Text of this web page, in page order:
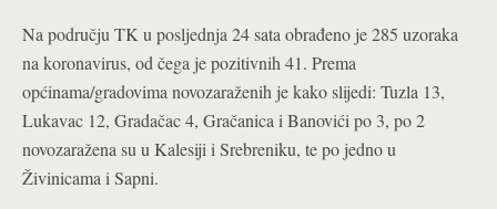
Na području TK u posljednja 24 sata obrađeno je 285 uzoraka
na koronavirus, od čega je pozitivnih 41. Prema
općinama/gradovima novozaraženih je kako slijedi: Tuzla 13,
Lukavac 12, Gradačac 4, Gračanica i Banovići po 3, po 2
novozaražena su u Kalesiji i Srebreniku, te po jedno u
Živinicama i Sapni.